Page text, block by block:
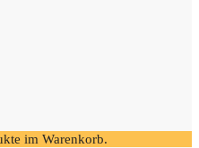
im Warenkorb.